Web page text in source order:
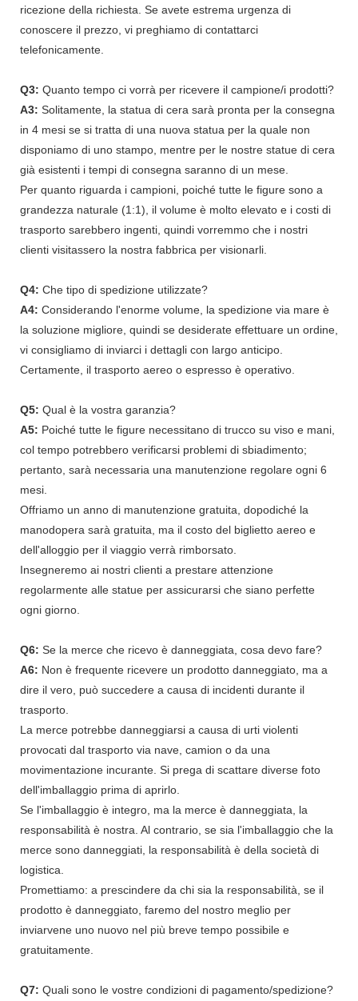
ricezione della richiesta. Se avete estrema urgenza di
conoscere il prezzo, vi preghiamo di contattarci
telefonicamente.
Q3: Quanto tempo ci vorrà per ricevere il campione/i prodotti?
A3: Solitamente, la statua di cera sarà pronta per la consegna
in 4 mesi se si tratta di una nuova statua per la quale non
disponiamo di uno stampo, mentre per le nostre statue di cera
già esistenti i tempi di consegna saranno di un mese.
Per quanto riguarda i campioni, poiché tutte le figure sono a
grandezza naturale (1:1), il volume è molto elevato e i costi di
trasporto sarebbero ingenti, quindi vorremmo che i nostri
clienti visitassero la nostra fabbrica per visionarli.
Q4: Che tipo di spedizione utilizzate?
A4: Considerando l'enorme volume, la spedizione via mare è
la soluzione migliore, quindi se desiderate effettuare un ordine,
vi consigliamo di inviarci i dettagli con largo anticipo.
Certamente, il trasporto aereo o espresso è operativo.
Q5: Qual è la vostra garanzia?
A5: Poiché tutte le figure necessitano di trucco su viso e mani,
col tempo potrebbero verificarsi problemi di sbiadimento;
pertanto, sarà necessaria una manutenzione regolare ogni 6
mesi.
Offriamo un anno di manutenzione gratuita, dopodiché la
manodopera sarà gratuita, ma il costo del biglietto aereo e
dell'alloggio per il viaggio verrà rimborsato.
Insegneremo ai nostri clienti a prestare attenzione
regolarmente alle statue per assicurarsi che siano perfette
ogni giorno.
Q6: Se la merce che ricevo è danneggiata, cosa devo fare?
A6: Non è frequente ricevere un prodotto danneggiato, ma a
dire il vero, può succedere a causa di incidenti durante il
trasporto.
La merce potrebbe danneggiarsi a causa di urti violenti
provocati dal trasporto via nave, camion o da una
movimentazione incurante. Si prega di scattare diverse foto
dell'imballaggio prima di aprirlo.
Se l'imballaggio è integro, ma la merce è danneggiata, la
responsabilità è nostra. Al contrario, se sia l'imballaggio che la
merce sono danneggiati, la responsabilità è della società di
logistica.
Promettiamo: a prescindere da chi sia la responsabilità, se il
prodotto è danneggiato, faremo del nostro meglio per
inviarvene uno nuovo nel più breve tempo possibile e
gratuitamente.
Q7: Quali sono le vostre condizioni di pagamento/spedizione?